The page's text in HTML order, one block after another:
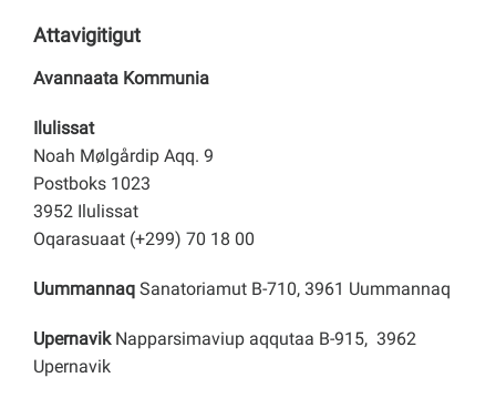
Attavigitigut
Avannaata Kommunia
Ilulissat
Noah Mølgårdip Aqq. 9
Postboks 1023
3952 Ilulissat
Oqarasuaat (+299) 70 18 00
Uummannaq Sanatoriamut B-710, 3961 Uummannaq
Upernavik Napparsimaviup aqqutaa B-915, 3962
Upernavik